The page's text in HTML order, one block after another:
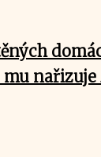
nařizuje